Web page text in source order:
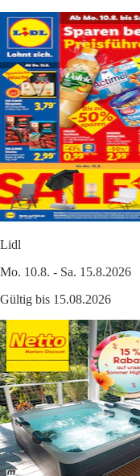
Lidl
Mo. 10.8. - Sa. 15.8.2026
Gültig bis 15.08.2026